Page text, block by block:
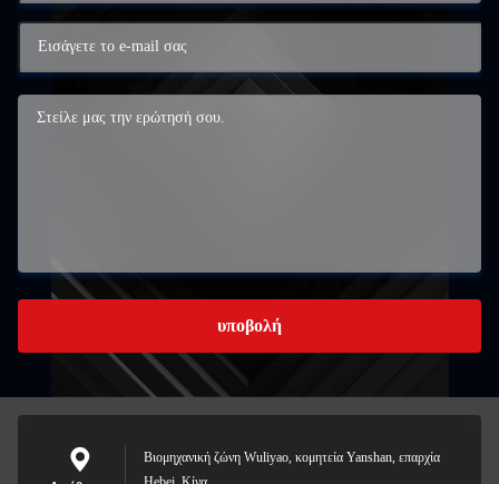
υποβολή
Βιομηχανική ζώνη Wuliyao, κομητεία Yanshan, επαρχία